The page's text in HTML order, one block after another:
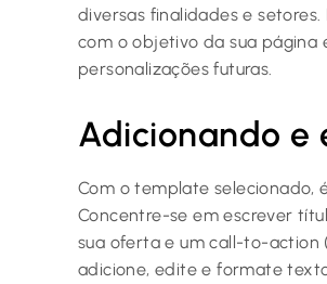
diversas finalidades e
com o objetivo da sua página
personalizações futuras.
Adicionando e
Com o template selecionado,
Concentre-se em escrever
sua oferta e um call-to-action
adicione, edite e formate